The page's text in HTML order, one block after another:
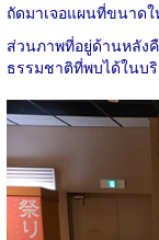
ถัดมาเจอแผนที่ขนาด
ส่วนภาพที่อยู่ด้านหลัง
ธรรมชาติที่พบได้ในบ